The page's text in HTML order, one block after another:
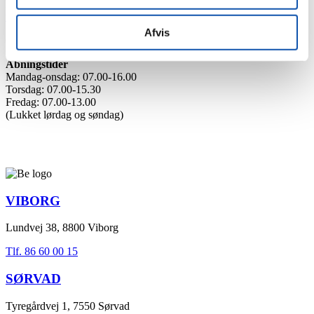
Afvis
faktura@be-as.com
Åbningstider
Mandag-onsdag: 07.00-16.00
Torsdag: 07.00-15.30
Fredag: 07.00-13.00
(Lukket lørdag og søndag)
VIBORG
Lundvej 38, 8800 Viborg
Tlf. 86 60 00 15
SØRVAD
Tyregårdvej 1, 7550 Sørvad